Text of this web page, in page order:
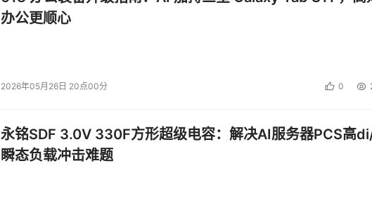
办公更顺心
2026年05月26日 20点00分 0
永铭SDF 3.0V 330F方形超级电容：解决AI服务器PCS高
瞬态负载冲击难题